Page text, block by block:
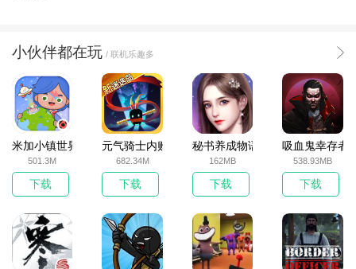
小伙伴都在玩 / 联机乐趣多
米加小镇世界2025官方版
501.3M
下载
元气骑士内购破解版
682.34M
下载
秘书养成物语
162MB
下载
吸血鬼幸存者
538.93MB
下载